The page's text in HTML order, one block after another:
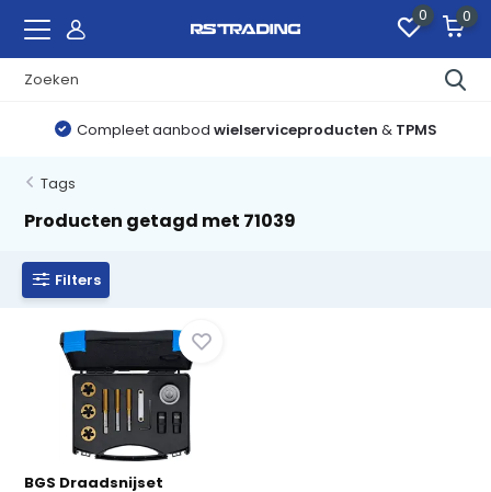
0 0
Compleet aanbod wielserviceproducten & TPMS
Tags
Producten getagd met 71039
Filters
BGS Draadsnijset